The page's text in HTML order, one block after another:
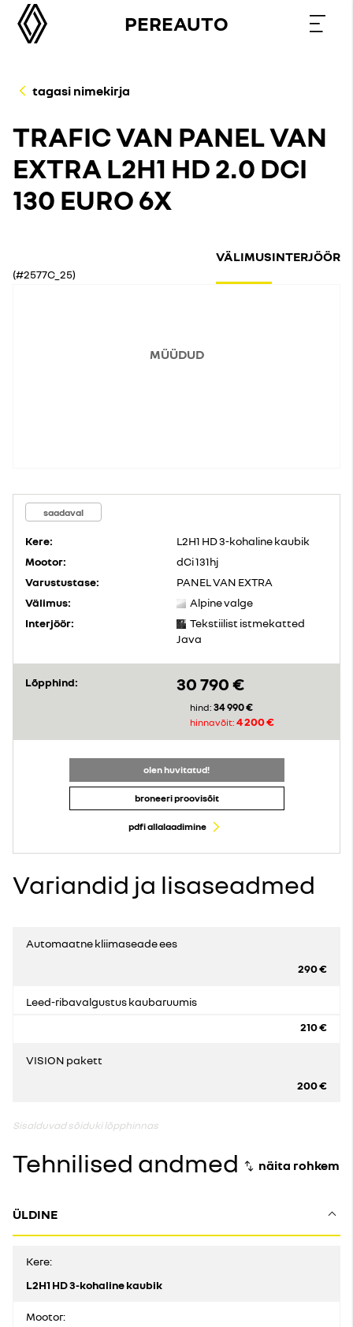
PEREAUTO
tagasi nimekirja
TRAFIC VAN PANEL VAN
EXTRA L2H1 HD 2.0 DCI
130 EURO 6X
MÜÜDUD
(#2577C_25)
VÄLIMUSINTERJÖÖR
saadaval
Kere:
L2H1 HD 3-kohaline kaubik
Mootor:
dCi 131hj
Varustustase:
PANEL VAN EXTRA
Välimus:
Alpine valge
Interjöör:
Tekstiilist istmekatted
Java
Lõpphind: 30 790 €
hind: 34 990 €
hinnavõit: 4 200 €
olen huvitatud!
broneeri proovisõit
pdfi allalaadimine
Variandid ja lisaseadmed
Automaatne kliimaseade ees
290 €
Leed-ribavalgustus kaubaruumis
210 €
VISION pakett
200 €
Sisalduvad sõiduki lõpphinnas
Tehnilised andmed
ÜLDINE
Kere:
L2H1 HD 3-kohaline kaubik
Mootor: